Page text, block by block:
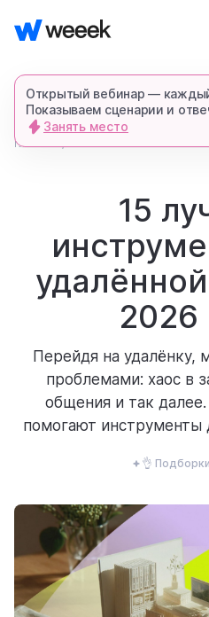
Открытый вебинар —
Показываем сценарии и
Занять место
продукт
возможности
для кого
ресурсы
блог
полезности и рассказы о
запросить
Войти
главная блог
15
2026
Перейдя на удалёнку,
проблемами: хаос в
общения и так
помогают инструменты
👌